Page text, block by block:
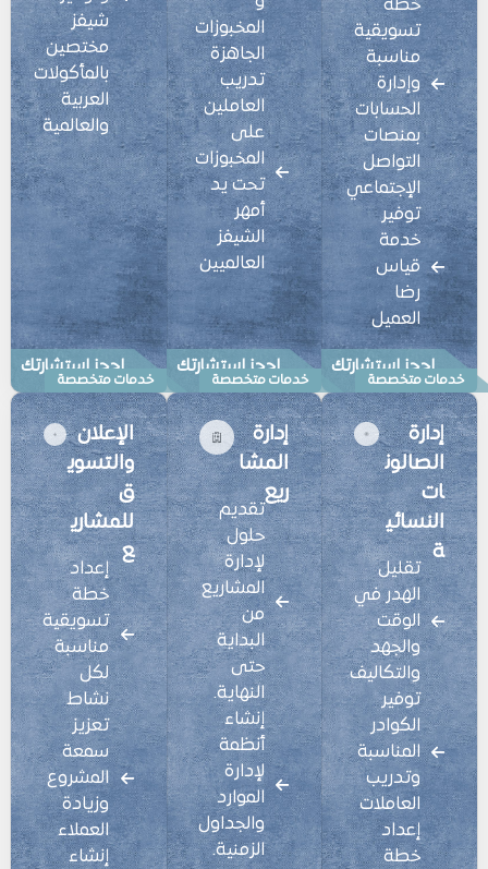
احجز استشارتك
خطة
تسويقية
مناسبة
وإدارة
الحسابات
بمنصات
التواصل
الإجتماعي
توفير
خدمة
قياس
رضا
العميل
خدمات متخصصة
احجز استشارتك
المخبوزات
الجاهزة
تدريب
العاملين
على
المخبوزات
تحت يد
أمهر
الشيفز
العالميين
خدمات متخصصة
احجز استشارتك
شيفز
مختصين
بالمأكولات
العربية
والعالمية
خدمات متخصصة
إدارة
الصالون
ات
النسائي
ة
تقليل
الهدر في
الوقت
والجهد
والتكاليف
توفير
الكوادر
المناسبة
وتدريب
العاملات
إعداد
خطة
إدارة
المشا
ريع
تقديم
حلول
لإدارة
المشاريع
من
البداية
حتى
النهاية.
إنشاء
أنظمة
لإدارة
الموارد
والجداول
الزمنية.
الإعلان
والتسوي
ق
للمشاري
ع
إعداد
خطة
تسويقية
مناسبة
لكل
نشاط
تعزيز
سمعة
المشروع
وزيادة
العملاء
إنشاء